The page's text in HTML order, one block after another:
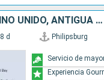
PAISES BAJOS, REINO UNIDO, ANTIGUA Y BARBUDA
8 d Philipsburg
Servicio de
Experiencia